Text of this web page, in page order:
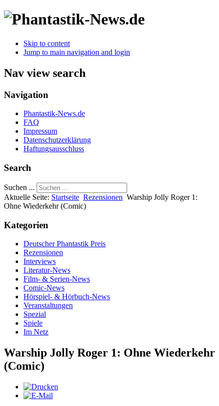
Skip to content
Jump to main navigation and login
Nav view search
Navigation
Phantastik-News.de
FAQ
Impressum
Datenschutzerklärung
Haftungsausschluss
Search
Suchen ...
Aktuelle Seite: Startseite Rezensionen Warship Jolly Roger 1:
Ohne Wiederkehr (Comic)
Kategorien
Deutscher Phantastik Preis
Rezensionen
Interviews
Literatur-News
Film- & Serien-News
Comic-News
Hörspiel- & Hörbuch-News
Veranstaltungen
Spezial
Spiele
Im Netz
Warship Jolly Roger 1: Ohne Wiederkehr
(Comic)